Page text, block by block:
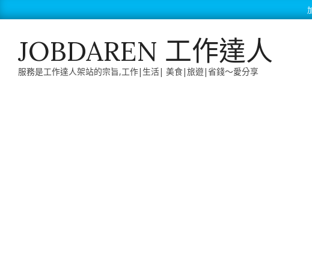
to
JOBDAREN 工作達人
服務是工作達人架站的宗旨,工作|生活| 美食|旅遊|省錢～愛分享